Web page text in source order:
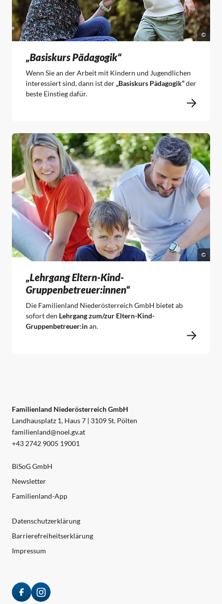
©
„Basiskurs Pädagogik“
Wenn Sie an der Arbeit mit Kindern und Jugendlichen
interessiert sind, dann ist der „Basiskurs Pädagogik”der
beste Einstieg dafür.
©
„Lehrgang Eltern-Kind-
Gruppenbetreuer:innen“
Die Familienland Niederösterreich GmbH bietet ab
sofort den Lehrgang zum/zur Eltern-Kind-
Gruppenbetreuer:inan.
Familienland Niederösterreich GmbH
Landhausplatz 1, Haus 7 | 3109 St. Pölten
familienland@noel.gv.at
+43 2742 9005 19001
BiSoG GmbH
Newsletter
Familienland-App
Datenschutzerklärung
Barrierefreiheitserklärung
Impressum